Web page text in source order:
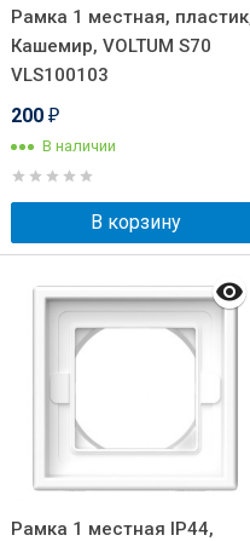
Рамка 1 местная,
Кашемир, VOLTUM S70
VLS100103
200 ₽
В наличии
В корзину
Рамка 1 местная IP44,